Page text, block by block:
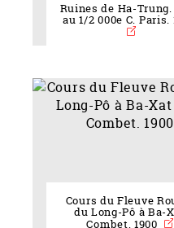
Ruines de Ha-
au 1/2 000e C. Paris.
Cours du Fleuve
du Long-Pô à Ba-
Combet. 1900